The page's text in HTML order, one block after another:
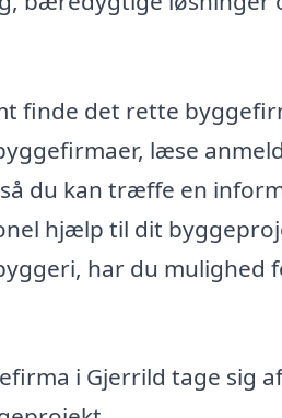
finde det rette
læse
du kan træffe en
hjælp til dit
har du mulighed
i Gjerrild tage sig